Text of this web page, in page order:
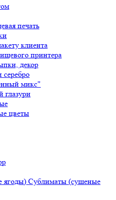
печать
клиента
принтера
декор
серебро
микс"
глазури
цветы
Сублиматы (сушеные